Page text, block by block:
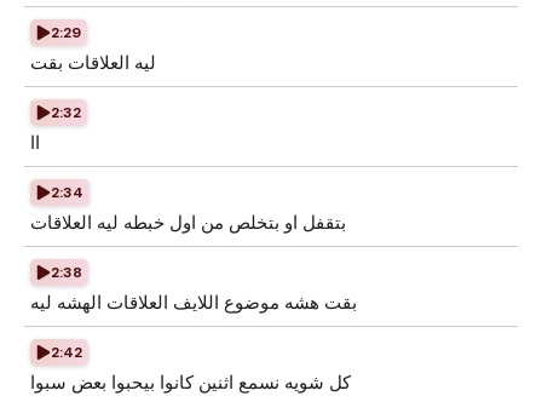
2:29
ليه العلاقات بقت
2:32
اا
2:34
بتقفل او بتخلص من اول خبطه ليه العلاقات
2:38
بقت هشه موضوع اللايف العلاقات الهشه ليه
2:42
كل شويه نسمع اثنين كانوا بيحبوا بعض سبوا